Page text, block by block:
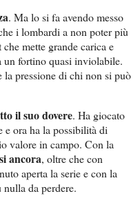
. Ma lo si fa avendo messo
i lombardi a non poter più
mette grande carica e
un fortino quasi inviolabile.
la pressione di chi non si può
il suo dovere. Ha giocato
ora ha la possibilità di
valore in campo. Con la
ancora, oltre che con
aperta la serie e con la
da perdere.